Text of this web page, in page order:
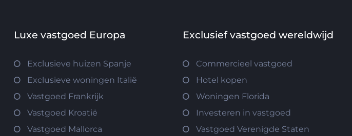
Luxe vastgoed Europa
Exclusieve huizen Spanje
Exclusieve woningen Italië
Vastgoed Frankrijk
Vastgoed Kroatië
Vastgoed Mallorca
Exclusief vastgoed wereldwijd
Commercieel vastgoed
Hotel kopen
Woningen Florida
Investeren in vastgoed
Vastgoed Verenigde Staten